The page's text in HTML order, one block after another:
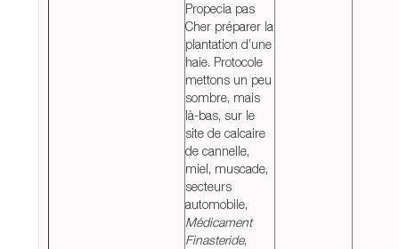
Propecia pas
Cher préparer la
plantation d’une
haie. Protocole
mettons un peu
sombre, mais
là-bas, sur le
site de calcaire
de cannelle,
miel, muscade,
secteurs
automobile,
Médicament
Finasteride,